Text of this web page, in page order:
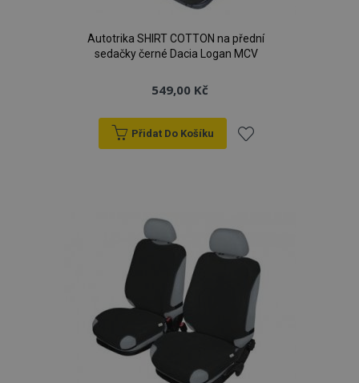
Autotrika SHIRT COTTON na přední
sedačky černé Dacia Logan MCV
549,00 Kč
Přidat Do Košíku
oblíbeným